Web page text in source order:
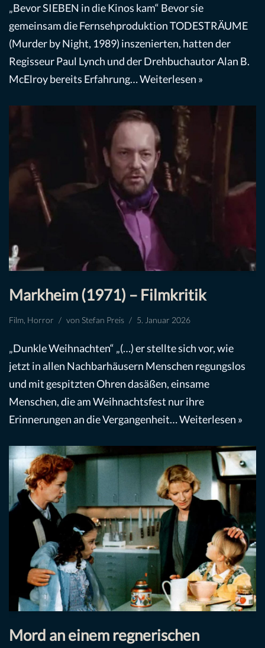
„Bevor SIEBEN in die Kinos kam“ Bevor sie
gemeinsam die Fernsehproduktion TODESTRÄUME
(Murder by Night, 1989) inszenierten, hatten der
Regisseur Paul Lynch und der Drehbuchautor Alan B.
McElroy bereits Erfahrung…Weiterlesen »
Markheim (1971) – Filmkritik
Film Horror von Stefan Preis 5. Januar 2026
„Dunkle Weihnachten“ „(…) er stellte sich vor, wie
jetzt in allen Nachbarhäusern Menschen regungslos
und mit gespitzten Ohren dasäßen, einsame
Menschen, die am Weihnachtsfest nur ihre
Erinnerungen an die Vergangenheit…Weiterlesen »
Mord an einem regnerischen